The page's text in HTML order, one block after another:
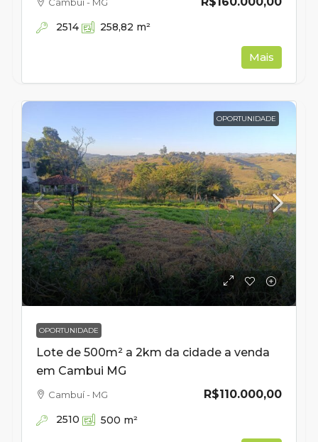
2514 258,82 m²
Mais
OPORTUNIDADE
OPORTUNIDADE
Lote de 500m² a 2km da cidade a venda
em Cambui MG
R$110.000,00
Cambuí - MG
2510 500 m²